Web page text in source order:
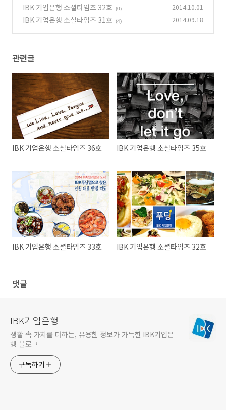
IBK 기업은행 소셜타임즈 32호 (0) 2014.10.01
IBK 기업은행 소셜타임즈 31호 (4) 2014.09.18
관련글
IBK 기업은행 소셜타임즈 36호 IBK 기업은행 소셜타임즈 35호
IBK 기업은행 소셜타임즈 33호 IBK 기업은행 소셜타임즈 32호
댓글
IBK기업은행
생활 속 가치를 더하는, 유용한 정보가 가득한 IBK기업은
행 블로그
구독하기